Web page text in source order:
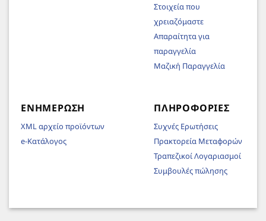
Στοιχεία που
χρειαζόμαστε
Απαραίτητα για
παραγγελία
Μαζική Παραγγελία
ΕΝΗΜΈΡΩΣΗ
XML αρχείο προϊόντων
e-Κατάλογος
ΠΛΗΡΟΦΟΡΊΕΣ
Συχνές Ερωτήσεις
Πρακτορεία Μεταφορών
Τραπεζικοί Λογαριασμοί
Συμβουλές πώλησης